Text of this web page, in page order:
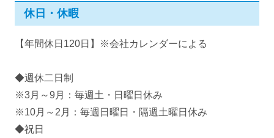
休日・休暇
【年間休日120日】※会社カレンダーによる
◆週休二日制
※3月～9月：毎週土・日曜日休み
※10月～2月：毎週日曜日・隔週土曜日休み
◆祝日